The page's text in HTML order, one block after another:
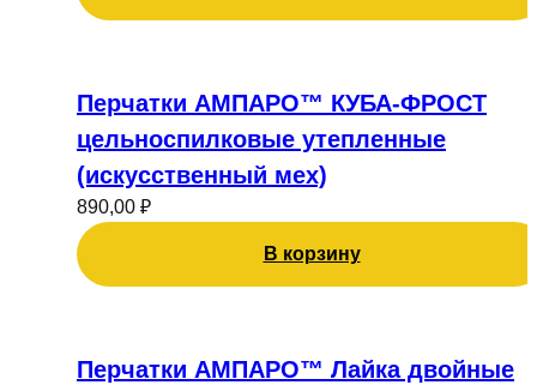
выбрать
товара.
Перчатки АМПАРО™ КУБА-ФРОСТ
цельноспилковые утепленные
(искусственный мех)
890,00 ₽
В корзину
Перчатки АМПАРО™ Лайка двойные
товар